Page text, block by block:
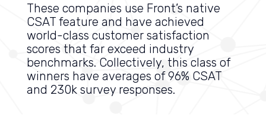
These companies use Front’s native
CSAT feature and have achieved
world-class customer satisfaction
scores that far exceed industry
benchmarks. Collectively, this class of
winners have averages of 96% CSAT
and 230k survey responses.